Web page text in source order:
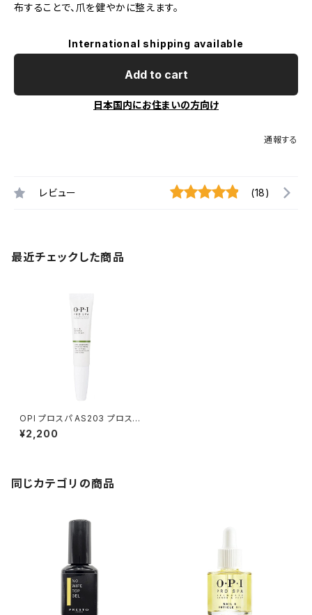
布することで、爪を健やかに整えます。
International shipping available
Add to cart
日本国内にお住まいの方向け
通報する
レビュー (18)
最近チェックした商品
OPI プロスパ AS203 プロスパ
ネイル＆キューティクルオイル ト
ゥゴー 7.5mL
¥2,200
同じカテゴリの商品